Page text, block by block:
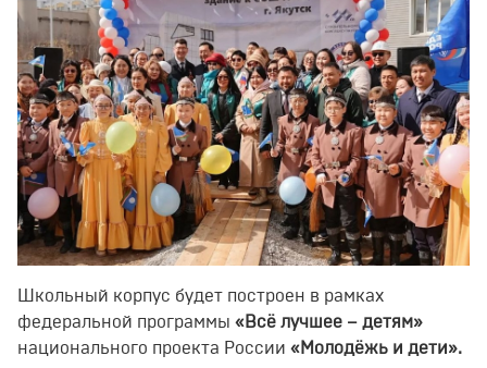
Школьный корпус будет построен в рамках
федеральной программы «Всё лучшее – детям»
национального проекта России «Молодёжь и дети».